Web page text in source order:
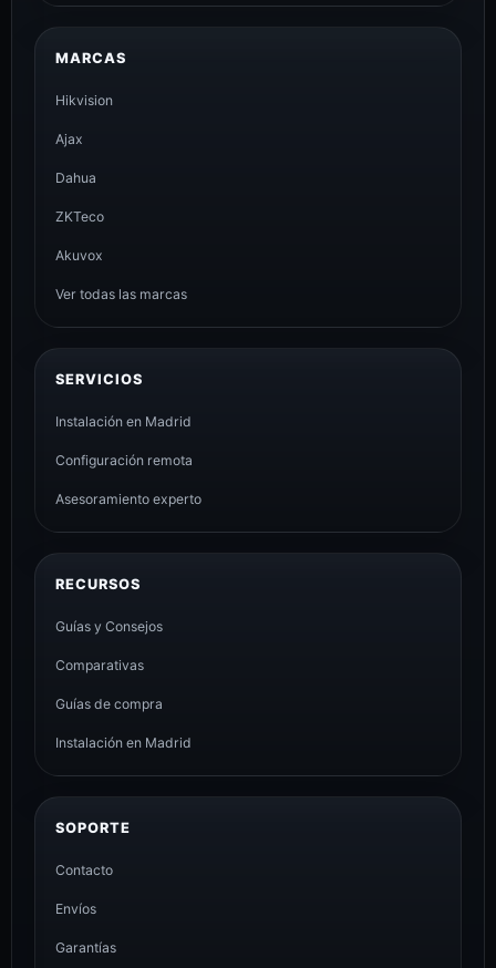
MARCAS
Hikvision
Ajax
Dahua
ZKTeco
Akuvox
Ver todas las marcas
SERVICIOS
Instalación en Madrid
Configuración remota
Asesoramiento experto
RECURSOS
Guías y Consejos
Comparativas
Guías de compra
Instalación en Madrid
SOPORTE
Contacto
Envíos
Garantías